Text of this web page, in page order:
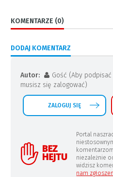
KOMENTARZE (0)
DODAJ KOMENTARZ
Autor:
Gość (Aby
musisz się zalogować)
ZALOGUJ SIĘ
Portal
niezależnie
widzisz
nam